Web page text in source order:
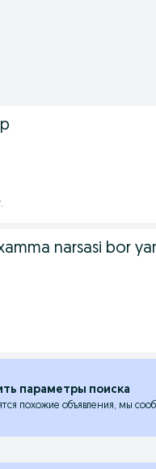
narsasi bor
параметры поиска
похожие объявления, мы